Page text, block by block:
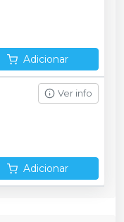
Adicionar
Ver info
Adicionar